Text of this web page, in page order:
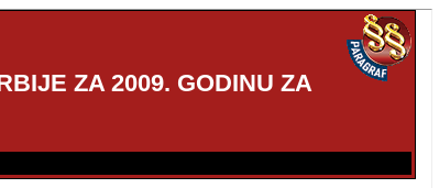
ZA 2009. GODINU ZA